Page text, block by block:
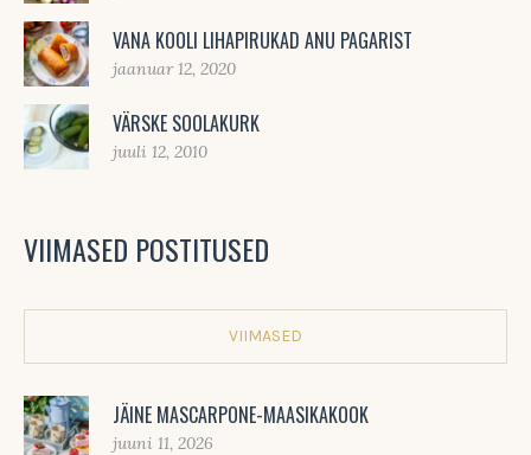
VANA KOOLI LIHAPIRUKAD ANU PAGARIST
jaanuar 12, 2020
VÄRSKE SOOLAKURK
juuli 12, 2010
VIIMASED POSTITUSED
VIIMASED
JÄINE MASCARPONE-MAASIKAKOOK
juuni 11, 2026